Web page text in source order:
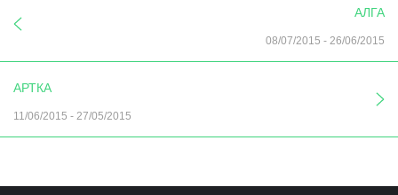
АЛГА
08/07/2015 - 26/06/2015
АРТКА
11/06/2015 - 27/05/2015